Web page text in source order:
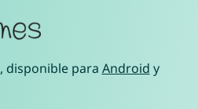
, disponible para Android y